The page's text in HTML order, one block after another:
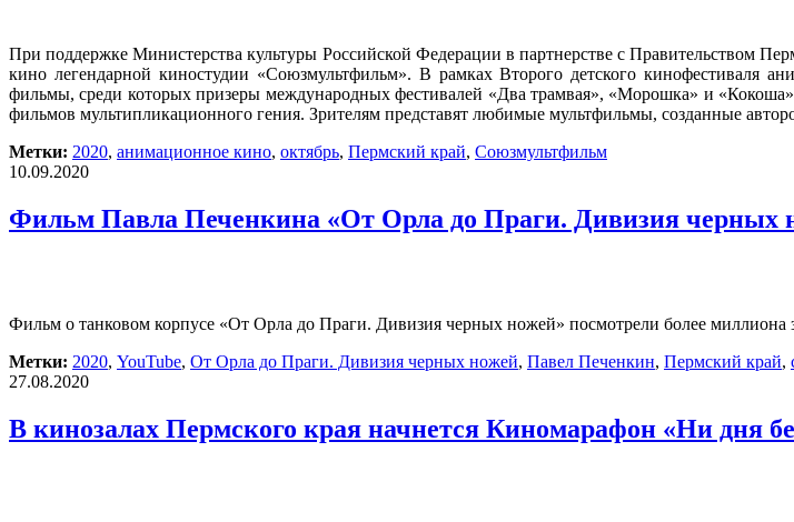
При поддержке Министерства культуры Российской Федерации в партнерстве с Правительством
кино легендарной киностудии «Союзмультфильм». В рамках Второго детского кинофестиваля
фильмы, среди которых призеры международных фестивалей «Два трамвая», «Морошка» и
фильмов мультипликационного гения. Зрителям представят любимые мультфильмы, созданные
Метки: 2020, анимационное кино, октябрь, Пермский край, Союзмультфильм
10.09.2020
Фильм Павла Печенкина «От Орла до Праги. Дивизия черных
Фильм о танковом корпусе «От Орла до Праги. Дивизия черных ножей» посмотрели более миллиона
Метки: 2020, YouTube, От Орла до Праги. Дивизия черных ножей, Павел Печенкин, Пермский край,
27.08.2020
В кинозалах Пермского края начнется Киномарафон «Ни дня